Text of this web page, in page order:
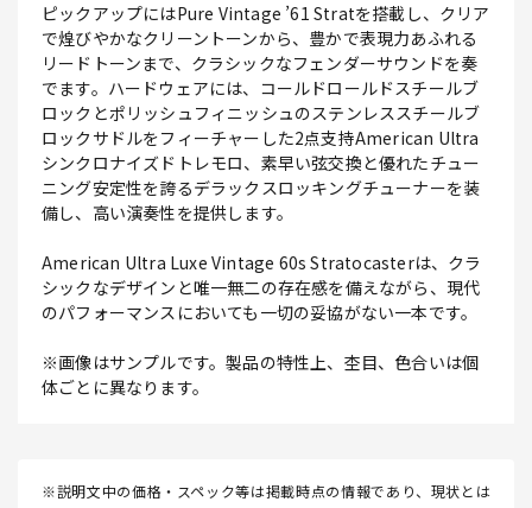
ピックアップにはPure Vintage ’61 Stratを搭載し、クリア
で煌びやかなクリーントーンから、豊かで表現力あふれる
リードトーンまで、クラシックなフェンダーサウンドを奏
でます。ハードウェアには、コールドロールドスチールブ
ロックとポリッシュフィニッシュのステンレススチールブ
ロックサドルをフィーチャーした2点支持American Ultra
シンクロナイズドトレモロ、素早い弦交換と優れたチュー
ニング安定性を誇るデラックスロッキングチューナーを装
備し、高い演奏性を提供します。
American Ultra Luxe Vintage 60s Stratocasterは、クラ
シックなデザインと唯一無二の存在感を備えながら、現代
のパフォーマンスにおいても一切の妥協がない一本です。
※画像はサンプルです。製品の特性上、杢目、色合いは個
体ごとに異なります。
※説明文中の価格・スペック等は掲載時点の情報であり、現状とは